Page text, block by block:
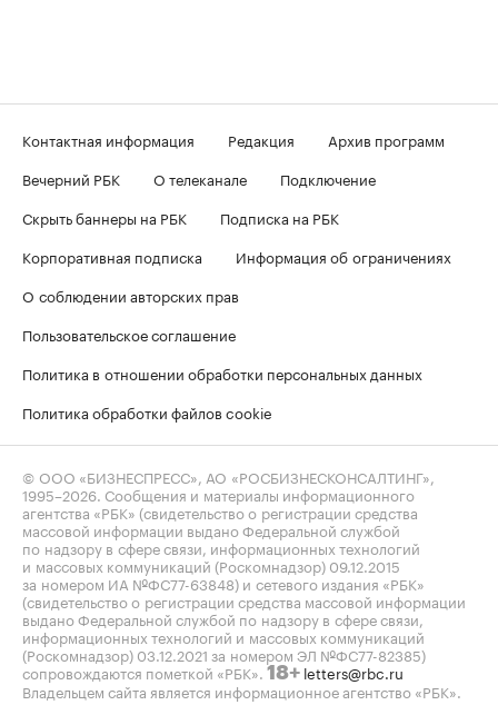
Контактная информация Редакция
Архив программ
Вечерний РБК
О телеканале
Подключение
Скрыть баннеры на РБК
Подписка на РБК
Корпоративная подписка
Информация об ограничениях
О соблюдении авторских прав
Пользовательское соглашение
Политика в отношении обработки персональных данных
Политика обработки файлов cookie
© ООО «БИЗНЕСПРЕСС», АО «РОСБИЗНЕСКОНСАЛТИНГ»,
1995–2026 . Сообщения и материалы информационного
агентства «РБК» (свидетельство о регистрации средства
массовой информации выдано Федеральной службой
по надзору в сфере связи, информационных технологий
и массовых коммуникаций (Роскомнадзор) 09.12.2015
за номером ИА №ФС77-63848) и сетевого издания «РБК»
(свидетельство о регистрации средства массовой информации
выдано Федеральной службой по надзору в сфере связи,
информационных технологий и массовых коммуникаций
(Роскомнадзор) 03.12.2021 за номером ЭЛ №ФС77-82385)
сопровождаются пометкой «РБК». 18+ letters@rbc.ru
Владельцем сайта является информационное агентство «РБК».